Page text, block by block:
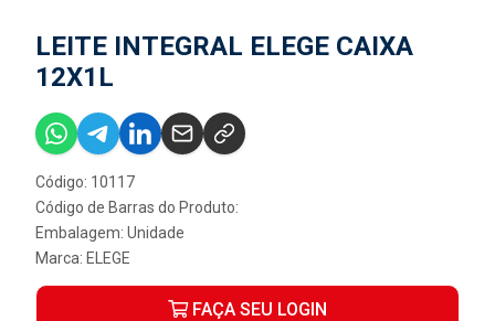
LEITE INTEGRAL ELEGE CAIXA
12X1L
Código: 10117
Código de Barras do Produto:
Embalagem: Unidade
Marca: ELEGE
FAÇA SEU LOGIN